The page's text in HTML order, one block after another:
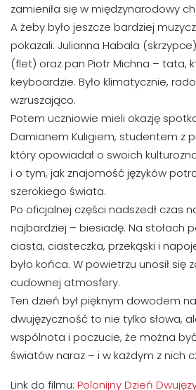
zamieniła się w międzynarodowy
A żeby było jeszcze bardziej
pokazali: Julianna Habala
(flet) oraz pan Piotr Michna – tata,
keyboardzie. Było klimatycznie,
wzruszająco.
Potem uczniowie mieli okazję
Damianem Kuligiem, studentem z
który opowiadał o swoich
i o tym, jak znajomość języków
szerokiego świata.
Po oficjalnej części nadszedł czas
najbardziej – biesiadę. Na stołach
ciasta, ciasteczka, przekąski i
było końca. W powietrzu unosił się
cudownej atmosfery.
Ten dzień był pięknym dowodem
dwujęzyczność to nie tylko słowa,
wspólnota i poczucie, że można
światów naraz – i w każdym z nich
Link do filmu: Polonijny Dzień